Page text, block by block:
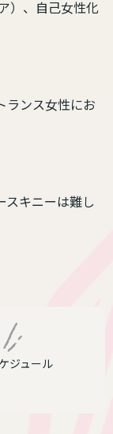
）、自己女性化
ランス女性にお
スキニーは難し
ジュール